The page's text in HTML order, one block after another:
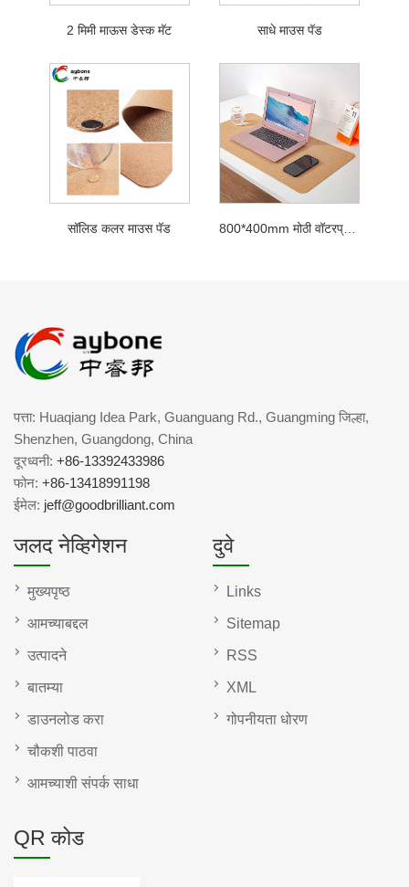
2 मिमी माऊस डेस्क मॅट साधे माउस पॅड
सॉलिड कलर माउस पॅड
पत्ता: Huaqiang Idea Park, Guanguang Rd., Guangming जिल्हा,
Shenzhen, Guangdong, China
दूरध्वनी: +86-13392433986
फोन: +86-13418991198
ईमेल: jeff@goodbrilliant.com
जलद नेव्हिगेशन
मुख्यपृष्ठ
आमच्याबद्दल
उत्पादने
बातम्या
डाउनलोड करा
चौकशी पाठवा
आमच्याशी संपर्क साधा
दुवे
Links
Sitemap
RSS
XML
गोपनीयता धोरण
QR कोड